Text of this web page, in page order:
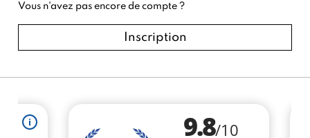
Vous n'avez pas encore de compte ?
Inscription